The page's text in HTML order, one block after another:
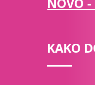
KAKO